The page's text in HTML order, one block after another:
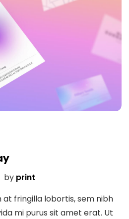
by print
at fringilla lobortis, sem nibh
mi purus sit amet erat. Ut